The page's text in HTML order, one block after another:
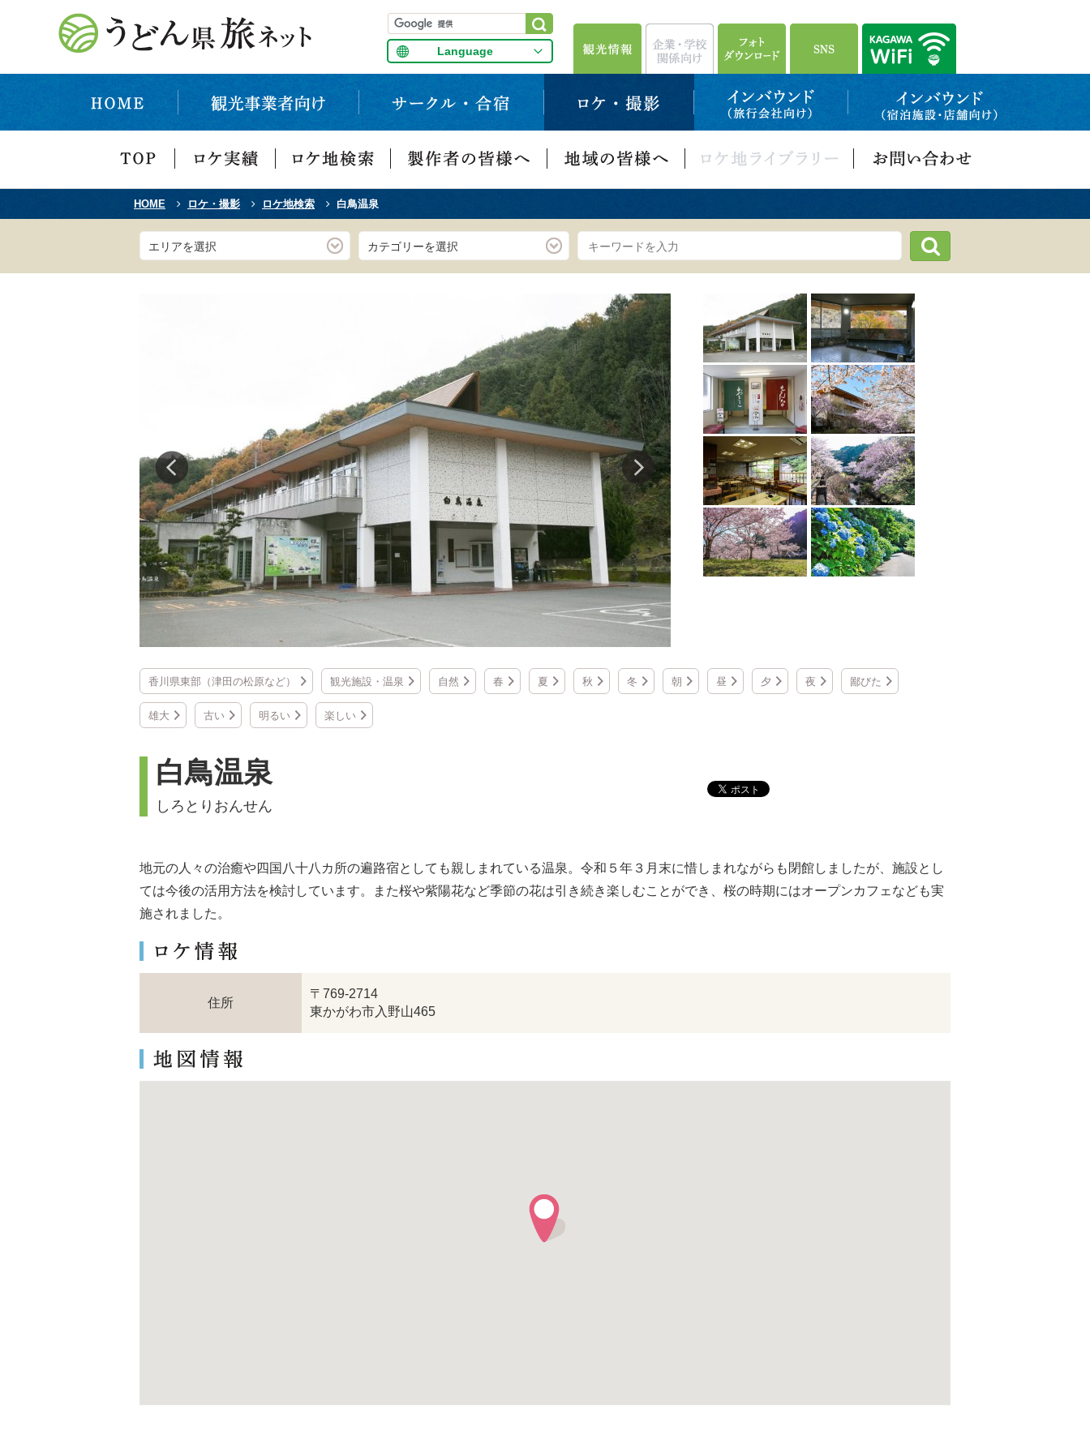
Language
HOME ロケ・撮影 ロケ地検索 白鳥温泉
エリアを選択 カテゴリーを選択
香川県東部（津田の松原など） 観光施設・温泉 自然 春 夏 秋 冬 朝 昼 夕 夜 鄙びた
雄大 古い 明るい 楽しい
白鳥温泉
しろとりおんせん
地元の人々の治癒や四国八十八カ所の遍路宿としても親しまれている温泉。令和５年３月末に惜しまれながらも閉館しましたが、施設とし
ては今後の活用方法を検討しています。また桜や紫陽花など季節の花は引き続き楽しむことができ、桜の時期にはオープンカフェなども実
施されました。
住所
〒769-2714
東かがわ市入野山465